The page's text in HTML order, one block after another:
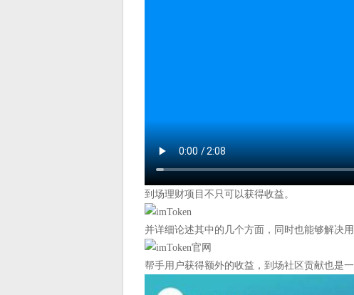
到场理财项目不只可以获得收益。
并详细论述其中的几个方面，同时也能够解决用
帮手用户获得额外的收益，到场社区贡献也是一